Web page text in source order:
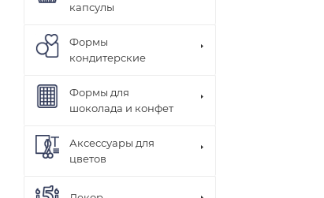
капсулы
Формы
кондитерские
Формы для
шоколада и конфет
Аксессуары для
цветов